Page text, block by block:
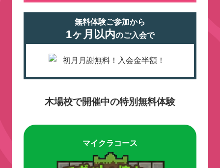
無料体験ご参加から
1ヶ月以内のご入会で
木場校で開催中の特別無料体験
マイクラコース